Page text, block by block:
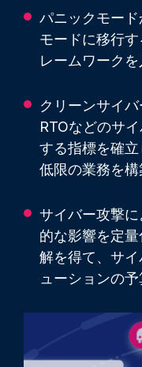
パニックモー
モードに移行
レームワーク
クリーンサイ
RTOなどのサ
する指標を確
低限の業務を構
サイバー攻撃
的な影響を定
解を得て、サ
ューションの